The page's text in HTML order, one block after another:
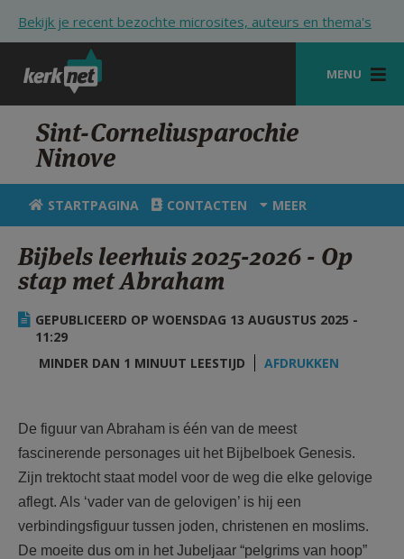
Bekijk je recent bezochte microsites, auteurs en thema's
MENU
STARTPAGINA
KERK
VIERINGEN
ZOEKEN
HULP
STARTPAGINA PORTAAL
AANMELDEN OF REGISTREREN
Sint-Corneliusparochie
Ninove
STARTPAGINA CONTACTEN MEER
Bijbels leerhuis 2025-2026 - Op
stap met Abraham
GEPUBLICEERD OP WOENSDAG 13 AUGUSTUS 2025 -
11:29
MINDER DAN 1 MINUUT LEESTIJD
AFDRUKKEN
De figuur van Abraham is één van de meest
fascinerende personages uit het Bijbelboek Genesis.
Zijn trektocht staat model voor de weg die elke gelovige
aflegt. Als ‘vader van de gelovigen’ is hij een
verbindingsfiguur tussen joden, christenen en moslims.
De moeite dus om in het Jubeljaar “pelgrims van hoop”